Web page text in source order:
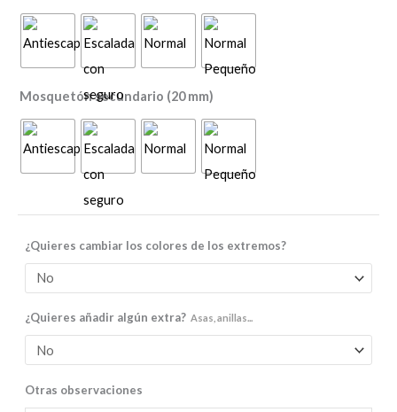
Mosquetón secundario (20 mm)
¿Quieres cambiar los colores de los extremos?
¿Quieres añadir algún extra? Asas, anillas...
Otras observaciones